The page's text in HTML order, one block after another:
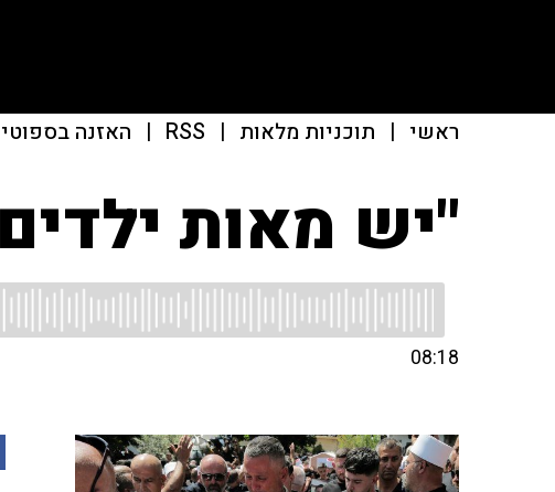
ראשי | תוכניות מלאות |
RSS
| האזנה
"יש מאות
08:18